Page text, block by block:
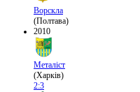
Ворскла
(Полтава)
2010
Металіст
(Харків)
2:3